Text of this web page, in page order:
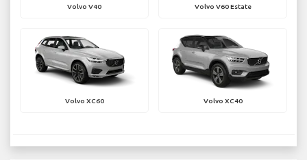
Volvo V40 Volvo V60 Estate
Volvo XC60 Volvo XC40